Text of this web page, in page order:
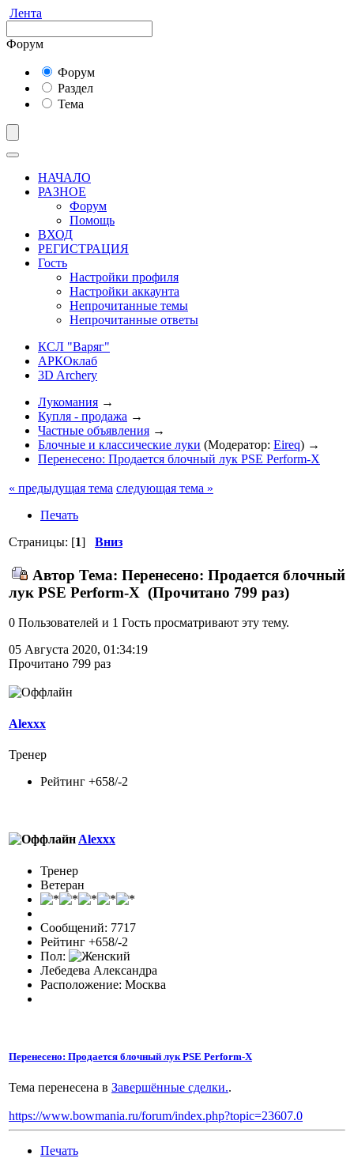
Лента
Форум
Форум
Раздел
Тема
НАЧАЛО
РАЗНОЕ
Форум
Помощь
ВХОД
РЕГИСТРАЦИЯ
Гость
Настройки профиля
Настройки аккаунта
Непрочитанные темы
Непрочитанные ответы
КСЛ "Варяг"
АРКОклаб
3D Archery
Лукомания →
Купля - продажа →
Частные объявления →
Блочные и классические луки (Модератор: Eireq) →
Перенесено: Продается блочный лук PSE Perform-X
« предыдущая тема следующая тема »
Печать
Страницы: [1] Вниз
Автор Тема: Перенесено: Продается блочный
лук PSE Perform-X (Прочитано 799 раз)
0 Пользователей и 1 Гость просматривают эту тему.
05 Августа 2020, 01:34:19
Прочитано 799 раз
Alexxx
Тренер
Рейтинг +658/-2
Alexxx
Тренер
Ветеран
Сообщений: 7717
Рейтинг +658/-2
Пол:
Лебедева Александра
Расположение: Москва
Перенесено: Продается блочный лук PSE Perform-X
Тема перенесена в Завершённые сделки..
https://www.bowmania.ru/forum/index.php?topic=23607.0
Печать